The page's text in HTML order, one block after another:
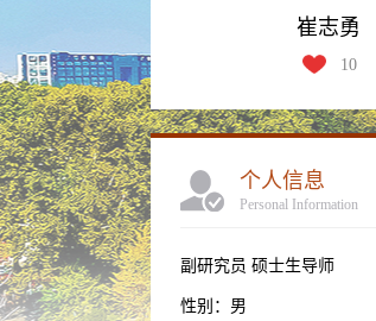
崔志勇
10
个人信息
Personal Information
副研究员 硕士生导师
性别：男